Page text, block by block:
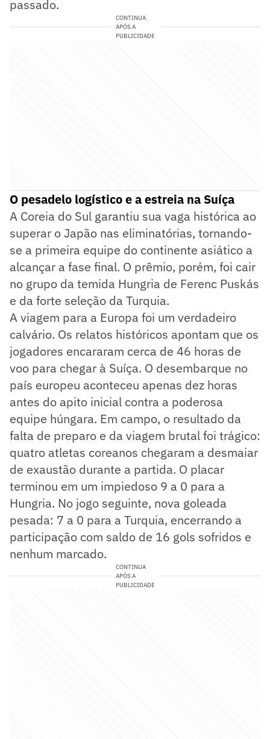
passado.
CONTINUA
APÓS A
PUBLICIDADE
O pesadelo logístico e a estreia na Suíça
A Coreia do Sul garantiu sua vaga histórica ao
superar o Japão nas eliminatórias, tornando-
se a primeira equipe do continente asiático a
alcançar a fase final. O prêmio, porém, foi cair
no grupo da temida Hungria de Ferenc Puskás
e da forte seleção da Turquia.
A viagem para a Europa foi um verdadeiro
calvário. Os relatos históricos apontam que os
jogadores encararam cerca de 46 horas de
voo para chegar à Suíça. O desembarque no
país europeu aconteceu apenas dez horas
antes do apito inicial contra a poderosa
equipe húngara. Em campo, o resultado da
falta de preparo e da viagem brutal foi trágico:
quatro atletas coreanos chegaram a desmaiar
de exaustão durante a partida. O placar
terminou em um impiedoso 9 a 0 para a
Hungria. No jogo seguinte, nova goleada
pesada: 7 a 0 para a Turquia, encerrando a
participação com saldo de 16 gols sofridos e
nenhum marcado.
CONTINUA
APÓS A
PUBLICIDADE